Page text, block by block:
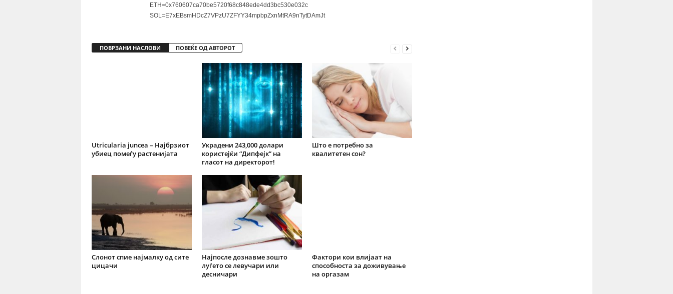
ETH=0x760607ca70be5720f68c848ede4dd3bc530e032c
SOL=E7xEBsmHDcZ7VPzU7ZFYY34mpbpZxnMtRA9nTytDAmJt
ПОВРЗАНИ НАСЛОВИ ПОВЕЌЕ ОД АВТОРОТ
Utricularia juncea – Најбрзиот
убиец помеѓу растенијата
Украдени 243,000 долари
користејќи “Дипфејк” на
гласот на директорот!
Што е потребно за
квалитетен сон?
Слонот спие најмалку од сите
цицачи
Најпосле дознавме зошто
луѓето се левучари или
десничари
Фактори кои влијаат на
способноста за доживување
на оргазам